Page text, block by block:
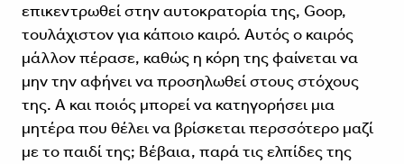
επικεντρωθεί στην αυτοκρατορία της, Goop,
τουλάχιστον για κάποιο καιρό. Αυτός ο καιρός
μάλλον πέρασε, καθώς η κόρη της φαίνεται να
μην την αφήνει να προσηλωθεί στους στόχους
της. Α και ποιός μπορεί να κατηγορήσει μια
μητέρα που θέλει να βρίσκεται περσσότερο μαζί
με το παιδί της; Βέβαια, παρά τις ελπίδες της